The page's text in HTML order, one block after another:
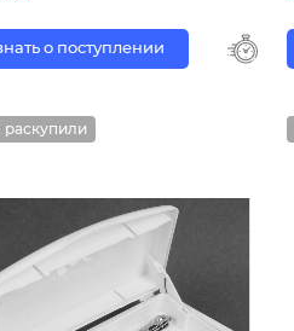
о поступлении